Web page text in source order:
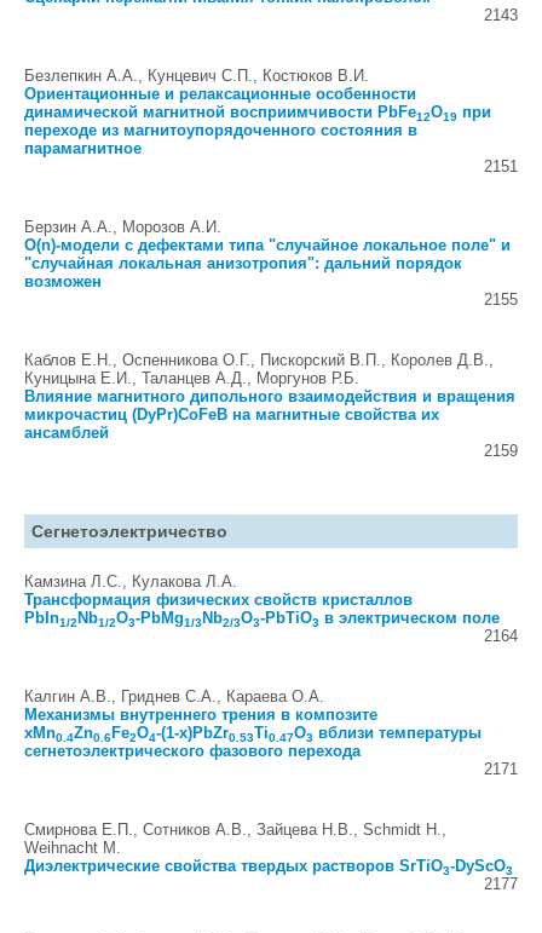
2143
Безлепкин А.А., Кунцевич С.П., Костюков В.И.
Ориентационные и релаксационные особенности
динамической магнитной восприимчивости PbFe12O19 при
переходе из магнитоупорядоченного состояния в
парамагнитное
2151
Берзин А.А., Морозов А.И.
O(n)-модели с дефектами типа "случайное локальное поле" и
"случайная локальная анизотропия": дальний порядок
возможен
2155
Каблов E.H., Оспенникова О.Г., Пискорский В.П., Королев Д.В.,
Куницына Е.И., Таланцев А.Д., Моргунов Р.Б.
Влияние магнитного дипольного взаимодействия и вращения
микрочастиц (DyPr)CoFeB на магнитные свойства их
ансамблей
2159
Сегнетоэлектричество
Камзина Л.С., Кулакова Л.А.
Трансформация физических свойств кристаллов
PbIn1/2 Nb1/2O3-PbMg1/3Nb2/3O3-PbTiO3 в электрическом поле
2164
Калгин А.В., Гриднев С.А., Караева О.А.
Механизмы внутреннего трения в композите
xMn0.4Zn0.6Fe2O4-(1-x)PbZr0.53Ti0.47O3 вблизи температуры
сегнетоэлектрического фазового перехода
2171
Смирнова Е.П., Сотников А.В., Зайцева Н.В., Schmidt H.,
Weihnacht M.
Диэлектрические свойства твердых растворов SrTiO3-DyScO3
2177